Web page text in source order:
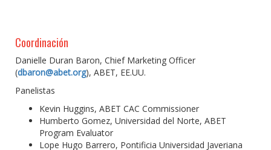
Coordinación
Danielle Duran Baron, Chief Marketing Officer
(dbaron@abet.org), ABET, EE.UU.
Panelistas
Kevin Huggins, ABET CAC Commissioner
Humberto Gomez, Universidad del Norte, ABET
Program Evaluator
Lope Hugo Barrero, Pontificia Universidad Javeriana